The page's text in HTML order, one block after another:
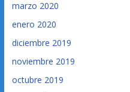
marzo 2020
enero 2020
diciembre 2019
noviembre 2019
octubre 2019